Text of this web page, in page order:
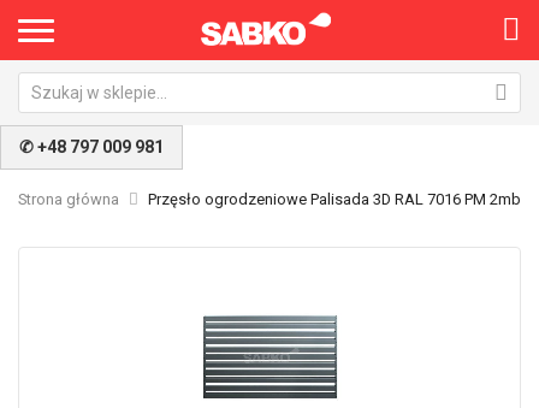
✆ +48 797 009 981
Strona główna Przęsło ogrodzeniowe Palisada 3D RAL 7016 PM 2mb